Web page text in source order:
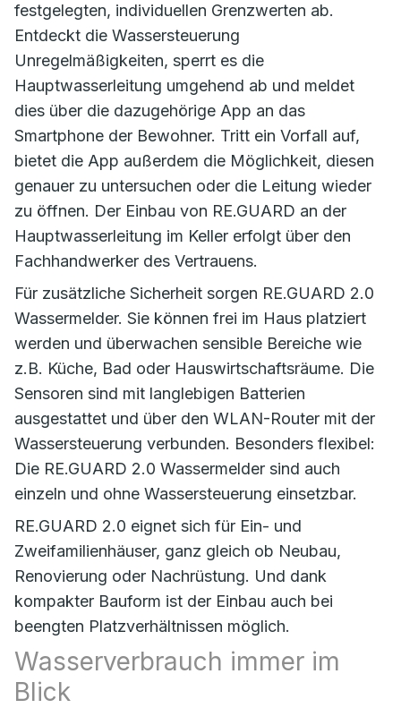
festgelegten, individuellen Grenzwerten ab.
Entdeckt die Wassersteuerung
Unregelmäßigkeiten, sperrt es die
Hauptwasserleitung umgehend ab und meldet
dies über die dazugehörige App an das
Smartphone der Bewohner. Tritt ein Vorfall auf,
bietet die App außerdem die Möglichkeit, diesen
genauer zu untersuchen oder die Leitung wieder
zu öffnen. Der Einbau von RE.GUARD an der
Hauptwasserleitung im Keller erfolgt über den
Fachhandwerker des Vertrauens.
Für zusätzliche Sicherheit sorgen RE.GUARD 2.0
Wassermelder. Sie können frei im Haus platziert
werden und überwachen sensible Bereiche wie
z.B. Küche, Bad oder Hauswirtschaftsräume. Die
Sensoren sind mit langlebigen Batterien
ausgestattet und über den WLAN-Router mit der
Wassersteuerung verbunden. Besonders flexibel:
Die RE.GUARD 2.0 Wassermelder sind auch
einzeln und ohne Wassersteuerung einsetzbar.
RE.GUARD 2.0 eignet sich für Ein- und
Zweifamilienhäuser, ganz gleich ob Neubau,
Renovierung oder Nachrüstung. Und dank
kompakter Bauform ist der Einbau auch bei
beengten Platzverhältnissen möglich.
Wasserverbrauch immer im
Blick